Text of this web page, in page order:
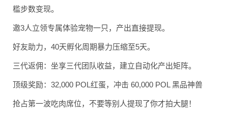
槛步数变现。
邀3人立领专属体验宠物一只，产出直接提现。
好友助力，40天孵化周期暴力压缩至5天。
三代返佣：坐享三代团队收益，建立自动化产出矩阵。
顶级奖励：32,000 POL红蛋，冲击 60,000 POL 黑品神兽
抢占第一波吃肉席位，不要等别人提现了你才拍大腿！